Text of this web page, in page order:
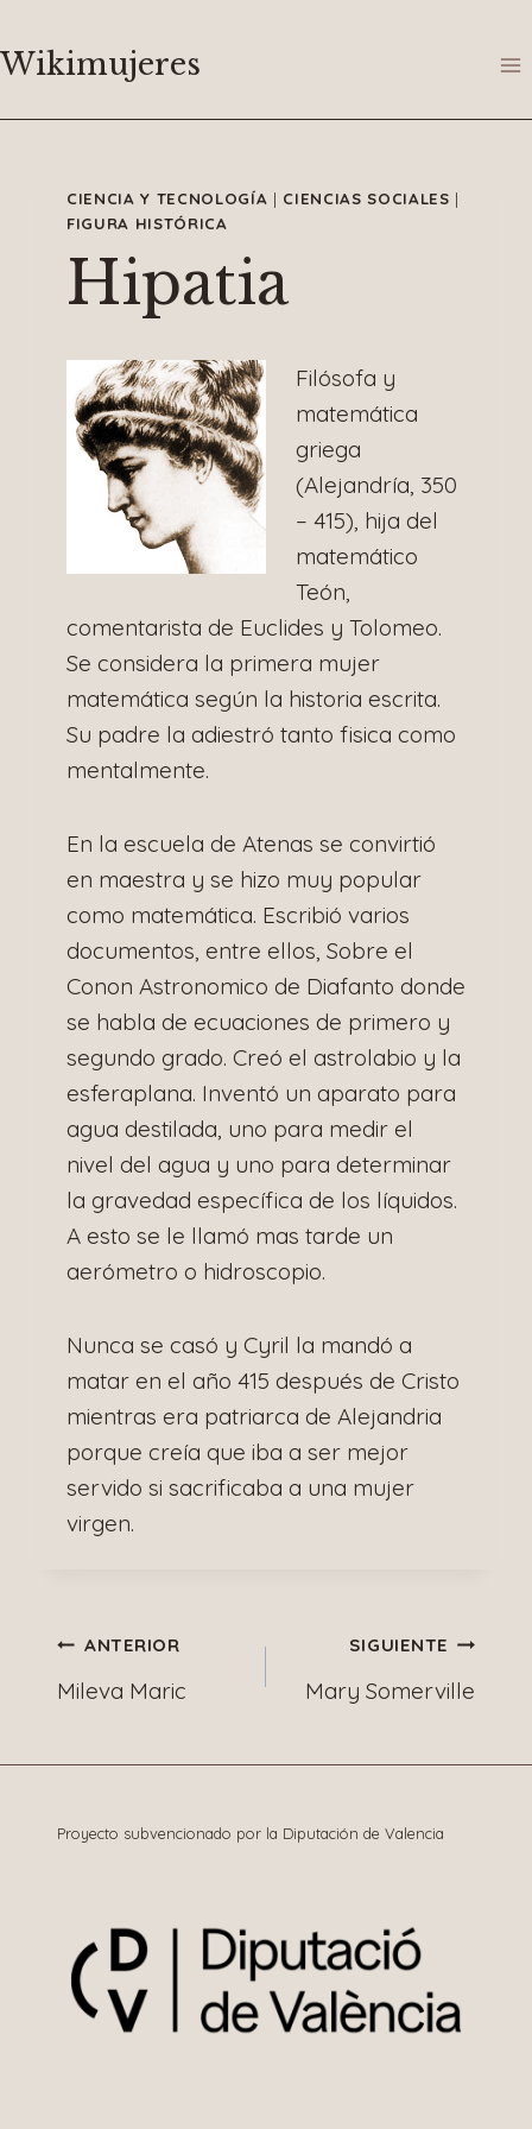
al
Wikimujeres
CIENCIA Y TECNOLOGÍA | CIENCIAS SOCIALES |
FIGURA HISTÓRICA
Hipatia
Filósofa y
matemática
griega
(Alejandría, 350
– 415), hija del
matemático
Teón,
comentarista de Euclides y Tolomeo.
Se considera la primera mujer
matemática según la historia escrita.
Su padre la adiestró tanto fisica como
mentalmente.
En la escuela de Atenas se convirtió
en maestra y se hizo muy popular
como matemática. Escribió varios
documentos, entre ellos, Sobre el
Conon Astronomico de Diafanto donde
se habla de ecuaciones de primero y
segundo grado. Creó el astrolabio y la
esferaplana. Inventó un aparato para
agua destilada, uno para medir el
nivel del agua y uno para determinar
la gravedad específica de los líquidos.
A esto se le llamó mas tarde un
aerómetro o hidroscopio.
Nunca se casó y Cyril la mandó a
matar en el año 415 después de Cristo
mientras era patriarca de Alejandria
porque creía que iba a ser mejor
servido si sacrificaba a una mujer
virgen.
Navegación
de
entradas
ANTERIOR
Mileva Maric
SIGUIENTE
Mary Somerville
Proyecto subvencionado por la Diputación de Valencia